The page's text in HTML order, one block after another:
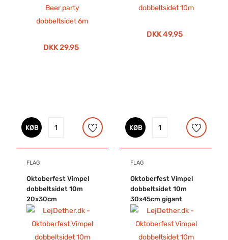
DKK 29,95
KØB
DKK 49,95
KØB
FLAG
Oktoberfest Vimpel
dobbeltsidet 10m
20x30cm
FLAG
Oktoberfest Vimpel
dobbeltsidet 10m
30x45cm gigant